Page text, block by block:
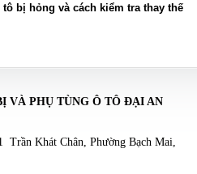
bị hỏng và cách kiểm tra thay thế
VÀ PHỤ TÙNG Ô TÔ ĐẠI AN
Trần Khát Chân, Phường Bạch Mai,